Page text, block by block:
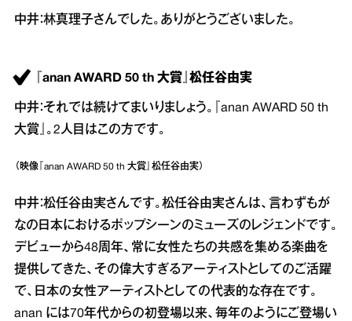
中井：林真理子さんでした。ありがとうございました。
『anan AWARD 50 th 大賞』松任谷由実
中井：それでは続けてまいりましょう。『anan AWARD 50 th
大賞』。2人目はこの方です。
（映像『anan AWARD 50 th 大賞』松任谷由実）
中井：松任谷由実さんです。松任谷由実さんは、言わずもが
なの日本におけるポップシーンのミューズのレジェンドです。
デビューから48周年、常に女性たちの共感を集める楽曲を
提供してきた、その偉大すぎるアーティストとしてのご活躍
で、日本の女性アーティストとしての代表的な存在です。
anan には70年代からの初登場以来、毎年のようにご登場い